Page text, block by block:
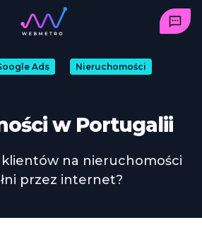
Ads
Nieruchomości
w Portugalii
klientów na nieruchomości
przez internet?